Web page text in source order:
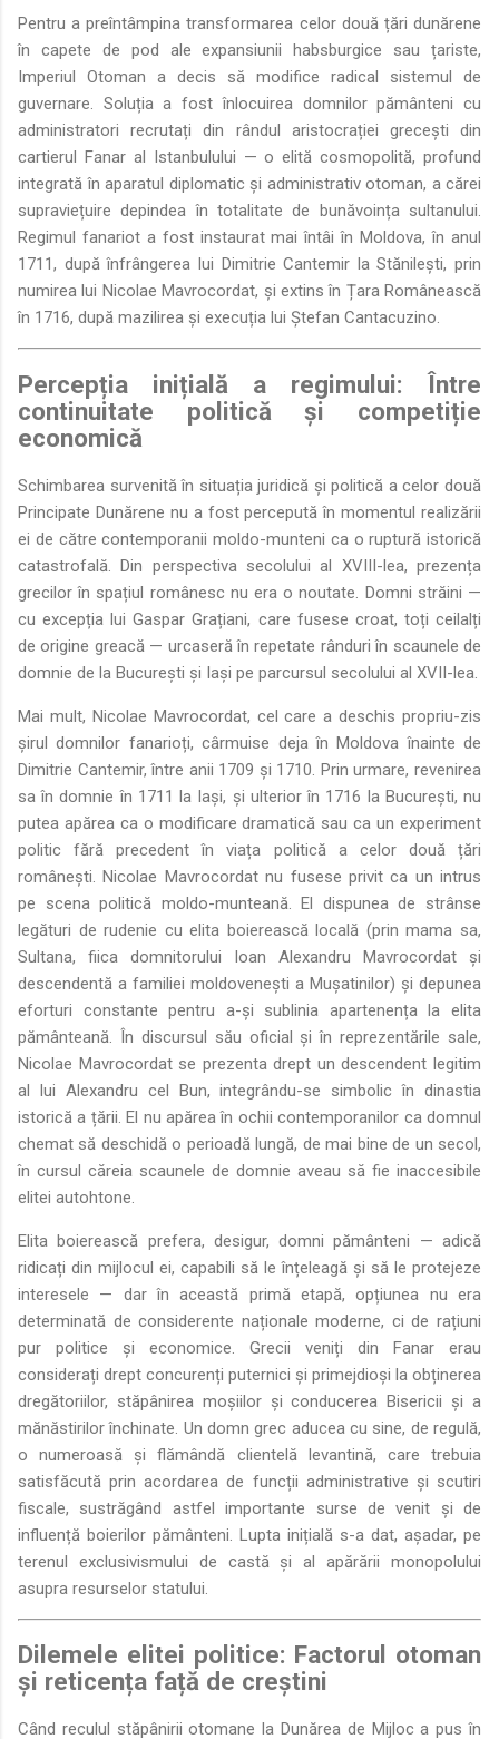
Pentru a preîntâmpina transformarea celor două țări dunărene
în capete de pod ale expansiunii habsburgice sau țariste,
Imperiul Otoman a decis să modifice radical sistemul de
guvernare. Soluția a fost înlocuirea domnilor pământeni cu
administratori recrutați din rândul aristocrației grecești din
cartierul Fanar al Istanbulului — o elită cosmopolită, profund
integrată în aparatul diplomatic și administrativ otoman, a cărei
supraviețuire depindea în totalitate de bunăvoința sultanului.
Regimul fanariot a fost instaurat mai întâi în Moldova, în anul
1711, după înfrângerea lui Dimitrie Cantemir la Stănilești, prin
numirea lui Nicolae Mavrocordat, și extins în Țara Românească
în 1716, după mazilirea și execuția lui Ștefan Cantacuzino.
Percepția inițială a regimului: Între
continuitate politică și competiție
economică
Schimbarea survenită în situația juridică și politică a celor două
Principate Dunărene nu a fost percepută în momentul realizării
ei de către contemporanii moldo-munteni ca o ruptură istorică
catastrofală. Din perspectiva secolului al XVIII-lea, prezența
grecilor în spațiul românesc nu era o noutate. Domni străini —
cu excepția lui Gaspar Grațiani, care fusese croat, toți ceilalți
de origine greacă — urcaseră în repetate rânduri în scaunele de
domnie de la București și Iași pe parcursul secolului al XVII-lea.
Mai mult, Nicolae Mavrocordat, cel care a deschis propriu-zis
șirul domnilor fanarioți, cârmuise deja în Moldova înainte de
Dimitrie Cantemir, între anii 1709 și 1710. Prin urmare, revenirea
sa în domnie în 1711 la Iași, și ulterior în 1716 la București, nu
putea apărea ca o modificare dramatică sau ca un experiment
politic fără precedent în viața politică a celor două țări
românești. Nicolae Mavrocordat nu fusese privit ca un intrus
pe scena politică moldo-munteană. El dispunea de strânse
legături de rudenie cu elita boierească locală (prin mama sa,
Sultana, fiica domnitorului Ioan Alexandru Mavrocordat și
descendentă a familiei moldovenești a Mușatinilor) și depunea
eforturi constante pentru a-și sublinia apartenența la elita
pământeană. În discursul său oficial și în reprezentările sale,
Nicolae Mavrocordat se prezenta drept un descendent legitim
al lui Alexandru cel Bun, integrându-se simbolic în dinastia
istorică a țării. El nu apărea în ochii contemporanilor ca domnul
chemat să deschidă o perioadă lungă, de mai bine de un secol,
în cursul căreia scaunele de domnie aveau să fie inaccesibile
elitei autohtone.
Elita boierească prefera, desigur, domni pământeni — adică
ridicați din mijlocul ei, capabili să le înțeleagă și să le protejeze
interesele — dar în această primă etapă, opțiunea nu era
determinată de considerente naționale moderne, ci de rațiuni
pur politice și economice. Grecii veniți din Fanar erau
considerați drept concurenți puternici și primejdioși la obținerea
dregătoriilor, stăpânirea moșiilor și conducerea Bisericii și a
mănăstirilor închinate. Un domn grec aducea cu sine, de regulă,
o numeroasă și flămândă clientelă levantină, care trebuia
satisfăcută prin acordarea de funcții administrative și scutiri
fiscale, sustrăgând astfel importante surse de venit și de
influență boierilor pământeni. Lupta inițială s-a dat, așadar, pe
terenul exclusivismului de castă și al apărării monopolului
asupra resurselor statului.
Dilemele elitei politice: Factorul otoman
și reticența față de creștini
Când reculul stăpânirii otomane la Dunărea de Mijloc a pus în